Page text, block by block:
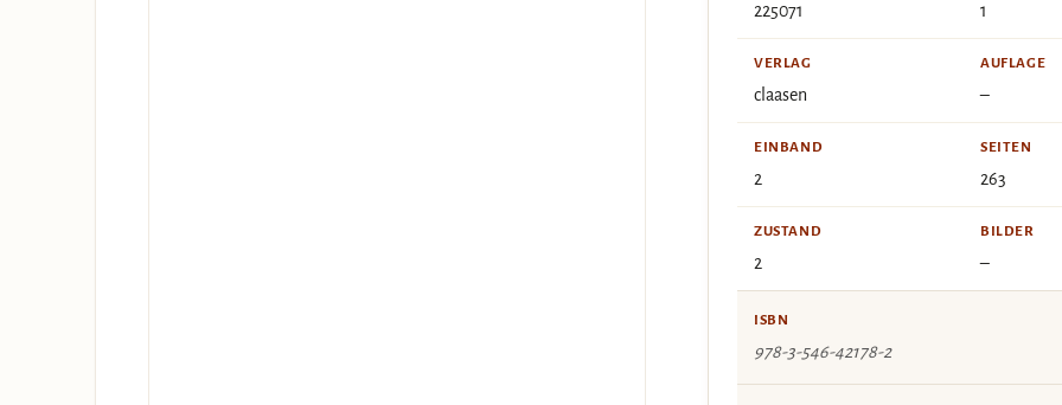
225071 1
VERLAG
claasen
AUFLAGE
–
EINBAND
2
SEITEN
263
ZUSTAND
2
BILDER
–
ISBN
978-3-546-42178-2